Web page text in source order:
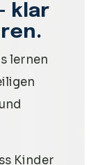
klar
lernen
Kinder